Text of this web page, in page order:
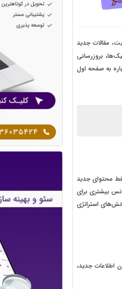
مقالات جدید
بروزرسانی
به صفحه اول
محتوای جدید
بیشتری برای
استراتژی
اطلاعات جدید،